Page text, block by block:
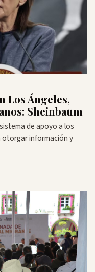
Los Ángeles,
Sheinbaum
de apoyo a los
otorgar información y